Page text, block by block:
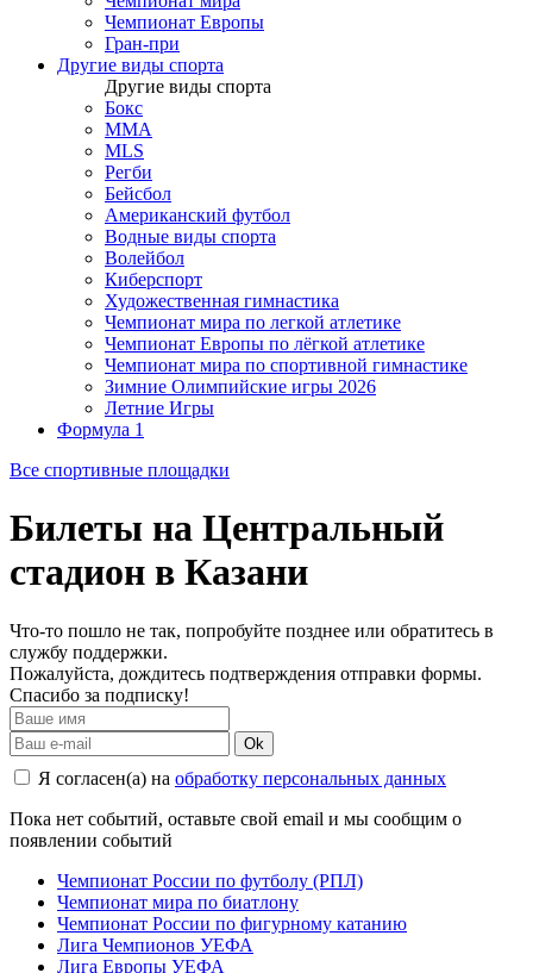
Чемпионат Европы
Гран-при
Другие виды спорта
Другие виды спорта
Бокс
MMA
MLS
Регби
Бейсбол
Американский футбол
Водные виды спорта
Волейбол
Киберспорт
Художественная гимнастика
Чемпионат мира по легкой атлетике
Чемпионат Европы по лёгкой атлетике
Чемпионат мира по спортивной гимнастике
Зимние Олимпийские игры 2026
Летние Игры
Формула 1
Все спортивные площадки
Билеты на Центральный
стадион в Казани
Что-то пошло не так, попробуйте позднее или обратитесь в
службу поддержки.
Пожалуйста, дождитесь подтверждения отправки формы.
Спасибо за подписку!
Ok
Я согласен(а) на обработку персональных данных
Пока нет событий, оставьте свой email и мы сообщим о
появлении событий
Чемпионат России по футболу (РПЛ)
Чемпионат мира по биатлону
Чемпионат России по фигурному катанию
Лига Чемпионов УЕФА
Лига Европы УЕФА